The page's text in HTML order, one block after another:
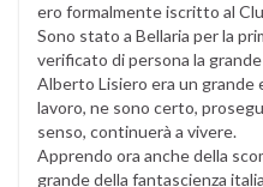
ero formalmente iscritto al
Sono stato a Bellaria per la
verificato di persona la
Alberto Lisiero era un grande
lavoro, ne sono certo,
senso, continuerà a vivere.
Apprendo ora anche della
grande della fantascienza